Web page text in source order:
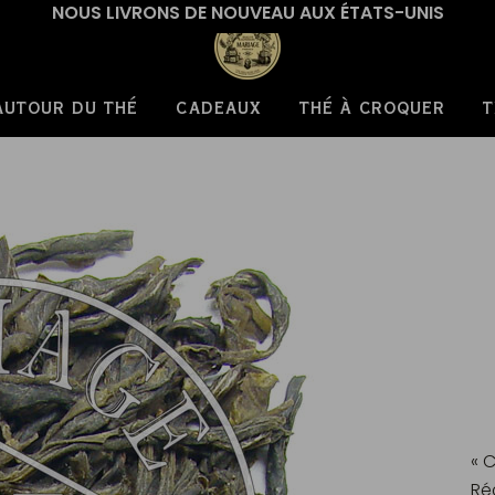
NOUS LIVRONS DE NOUVEAU AUX ÉTATS-UNIS
DU THÉ CADEAUX THÉ À CROQUER
«